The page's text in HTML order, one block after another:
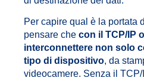
Per capire qual è la portata
pensare che con il TCP/IP
interconnettere non solo
tipo di dispositivo, da
videocamere. Senza il